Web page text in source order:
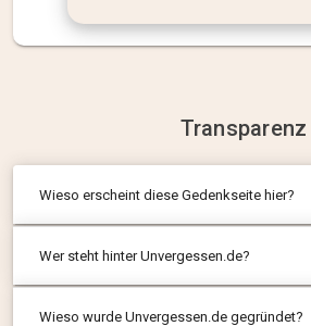
Transparenz
Wieso erscheint diese Gedenkseite hier?
Wer steht hinter Unvergessen.de?
Wieso wurde Unvergessen.de gegründet?